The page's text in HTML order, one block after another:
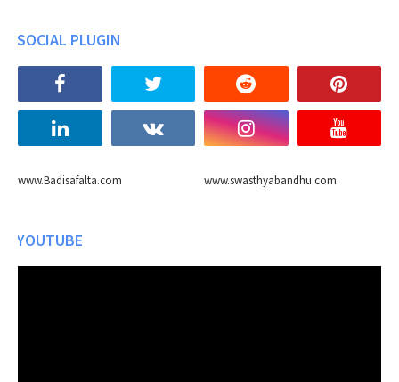
SOCIAL PLUGIN
www.Badisafalta.com www.swasthyabandhu.com
YOUTUBE